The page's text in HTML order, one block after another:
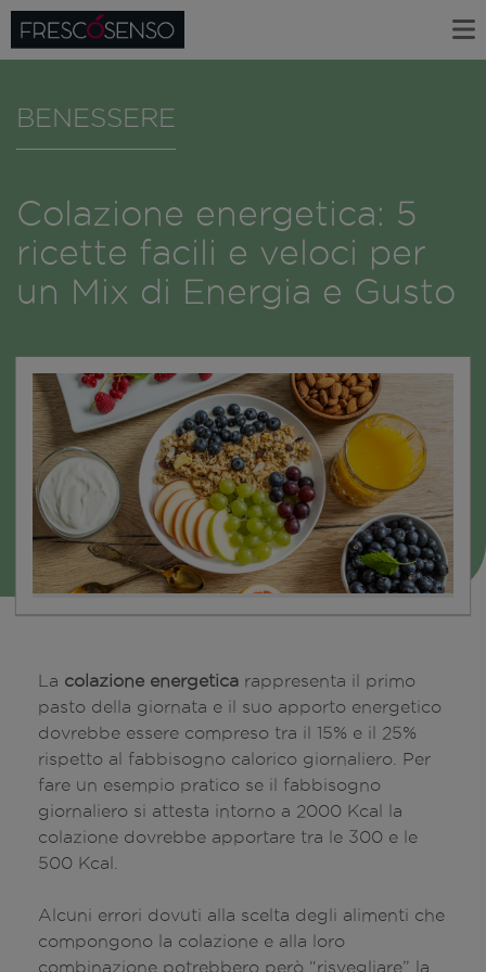
BENESSERE
Colazione energetica: 5
ricette facili e veloci per
un Mix di Energia e Gusto
La colazione energetica rappresenta il primo
pasto della giornata e il suo apporto energetico
dovrebbe essere compreso tra il 15% e il 25%
rispetto al fabbisogno calorico giornaliero. Per
fare un esempio pratico se il fabbisogno
giornaliero si attesta intorno a 2000 Kcal la
colazione dovrebbe apportare tra le 300 e le
500 Kcal.
Alcuni errori dovuti alla scelta degli alimenti che
compongono la colazione e alla loro
combinazione potrebbero però “risvegliare” la